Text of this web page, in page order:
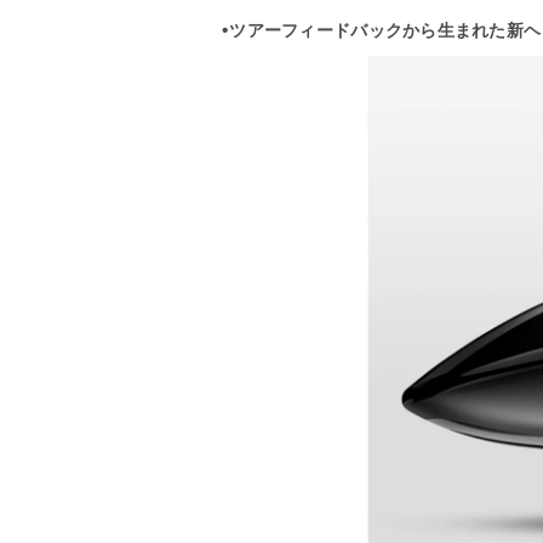
•ツアーフィードバックから生まれた新